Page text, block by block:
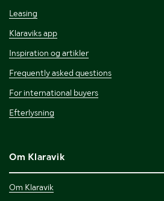
Leasing
Klaraviks app
Inspiration og artikler
Frequently asked questions
For international buyers
Efterlysning
Om Klaravik
Om Klaravik